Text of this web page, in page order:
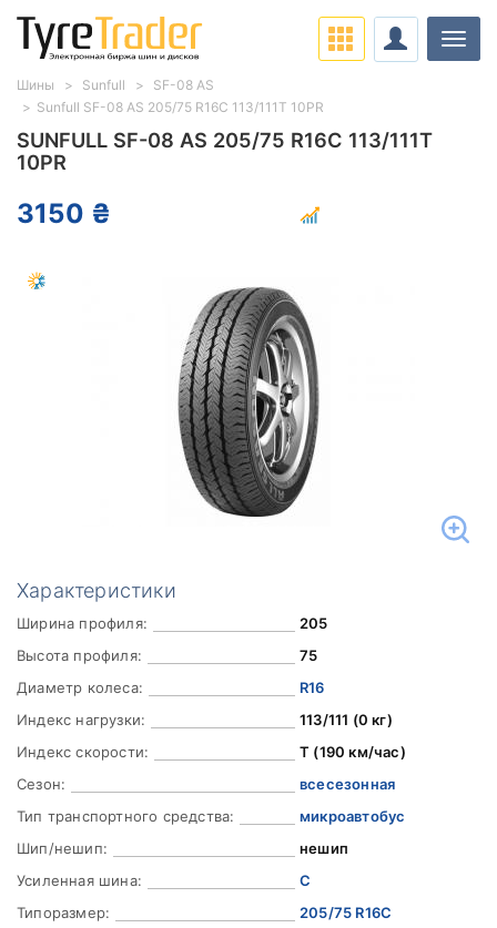
SUNFULL SF-08 AS 205/75 R16C 113/111T
10PR
3150 ₴
Характеристики
Ширина профиля:
205
Высота профиля:
75
Диаметр колеса:
R16
Индекс нагрузки:
113/111 (0 кг)
Индекс скорости:
T (190 км/час)
Сезон:
всесезонная
Тип транспортного средства:
микроавтобус
Шип/нешип:
нешип
Усиленная шина:
C
Типоразмер:
205/75 R16C
Шины Sunfull
SF-08 AS
Sunfull SF-08 AS 205/75 R16C 113/111T 10PR